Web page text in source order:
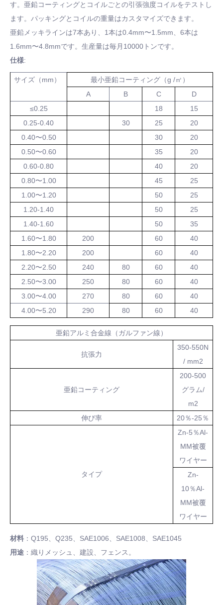
す。亜鉛コーティングとコイルごとの引張強度コイルをテストし
ます。パッキングとコイルの重量はカスタマイズできます。
亜鉛メッキラインは7本あり、1本は0.4mm〜1.5mm、6本は
1.6mm〜4.8mmです。生産量は毎月10000トンです。
仕様:
サイズ（mm）
最小亜鉛コーティング（g /㎡）
A
B C
D
≤0.25
18
15
0.25-0.40
30 25
20
0.40〜0.50
30
20
0.50〜0.60
35
20
0.60-0.80
40
20
0.80〜1.00
45
25
1.00〜1.20
50
25
1.20-1.40
50
25
1.40-1.60
50
35
1.60〜1.80
200 60
40
1.80〜2.20
200 60
40
2.20〜2.50
240 80 60
40
2.50〜3.00
250 80 60
40
3.00〜4.00
270 80 60
40
4.00〜5.20
290 80 60 40
亜鉛アルミ合金線（ガルファン線）
抗張力
350-550N
/ mm2
亜鉛コーティング
200-500
グラム/
m2
伸び率
20％-25％
タイプ
Zn-5％Al-
MM被覆
ワイヤー
Zn-
10％Al-
MM被覆
ワイヤー
材料 ：Q195、Q235、SAE1006、SAE1008、SAE1045
用途 ：織りメッシュ、建設、フェンス。